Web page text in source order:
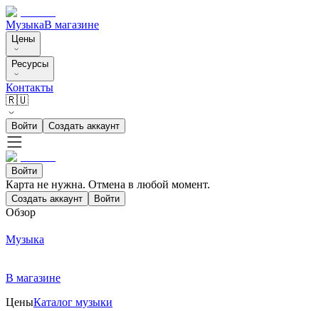
МузыкаВ магазине
Цены
Ресурсы
Контакты
🇷🇺
Войти Создать аккаунт
Войти
Карта не нужна. Отмена в любой момент.
Создать аккаунт Войти
Обзор
Музыка
В магазине
ЦеныКаталог музыки